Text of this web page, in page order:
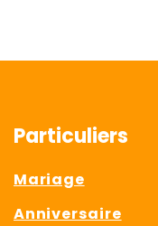
Particuliers
Mariage
Anniversaire